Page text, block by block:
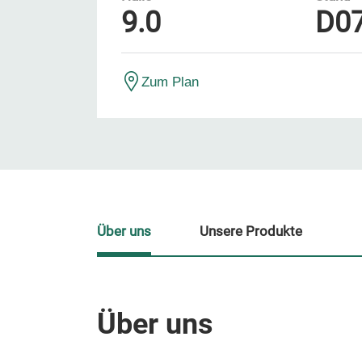
9.0
Zum Plan
Über uns
Über uns Unsere Produkte